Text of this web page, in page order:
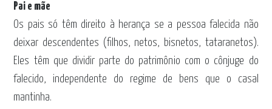
Pai e mãe
Os pais só têm direito à herança se a pessoa falecida não
deixar descendentes (filhos, netos, bisnetos, tataranetos).
Eles têm que dividir parte do patrimônio com o cônjuge do
falecido, independente do regime de bens que o casal
mantinha.